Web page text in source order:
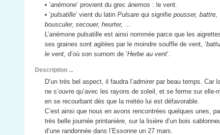
• ’anémone’ provient du grec ánemos : le vent.
• ’pulsatille’ vient du latin Pulsare qui signifie pousser, battre,
bousculer, secouer, heurter, ...
L’anémone pulsatille est ainsi nommée parce que les
ses graines sont agitées par le moindre souffle de vent, ’
le vent, d’où son surnom de ’Herbe au vent’.
Description ...
D’un très bel aspect, il faudra l’admirer par beau temps. Car
ne s’ouvre qu’avec les rayons de soleil, et se ferme sur elle-
en se recourbant dès que la météo lui est défavorable.
C’est ainsi que nous en avons rencontrées quelques unes,
très belle journée printanière, sur la lisière d’un bois
d’une randonnée dans l’Essonne un 27 mars.